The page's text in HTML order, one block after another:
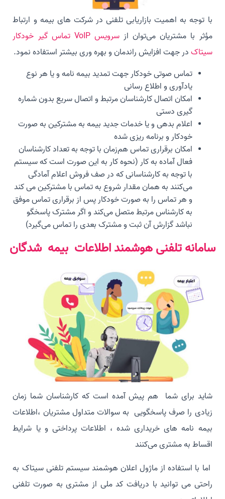
با توجه به اهمیت بازاریابی تلفنی در شرکت های بیمه و ارتباط
مؤثر با مشتریان می‌توان از
سرویس VoIP تماس گیر خودکار
سیتاک در جهت افزایش راندمان و بهره وری بیشتر استفاده نمود.
تماس صوتی خودکار جهت تمدید بیمه نامه و یا هر نوع
یادآوری و اطلاع رسانی
امکان اتصال کارشناسان مرتبط و اتصال سریع بدون شماره
گیری دستی
اعلام بدهی و یا خدمات جدید بیمه به مشترکین به صورت
خودکار و برنامه ریزی شده
امکان برقراری تماس هم‌زمان با توجه به تعداد کارشناسان
فعال آماده به کار (نحوه کار به این صورت است که سیستم
با توجه به کارشناسانی که در صف فروش اعلام آمادگی
می‌کنند به همان مقدار شروع به تماس با مشترکین می کند
و هر تماس را به صورت خودکار پس از برقراری تماس موفق
به کارشناس مرتبط متصل می‌کند و اگر مشترک پاسخگو
نباشد گزارش آن ثبت و مشترک بعدی را تماس می‌گیرد)
سامانه تلفنی هوشمند اطلاعات بیمه شدگان
شاید برای شما هم پیش آمده است که کارشناسان شما زمان
زیادی را صرف پاسخگویی به سوالات متداول مشتریان ،اطلاعات
بیمه نامه های خریداری شده ، اطلاعات پرداختی و یا شرایط
اقساط به مشتری می‌کنند
اما با استفاده از ماژول اعلان هوشمند سیستم تلفنی سیتاک به
راحتی می توانید با دریافت کد ملی از مشتری به صورت تلفنی